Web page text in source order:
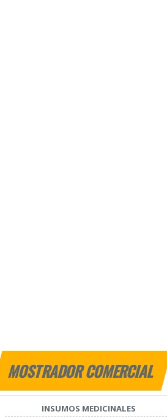
MOSTRADOR COMERCIAL
INSUMOS MEDICINALES